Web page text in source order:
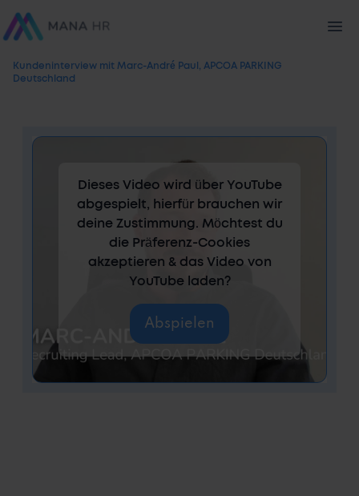
Kundeninterview mit Marc-André Paul, APCOA PARKING
Deutschland
Dieses Video wird über YouTube
abgespielt, hierfür brauchen wir
deine Zustimmung. Möchtest du
die Präferenz-Cookies
akzeptieren & das Video von
YouTube laden?
Abspielen